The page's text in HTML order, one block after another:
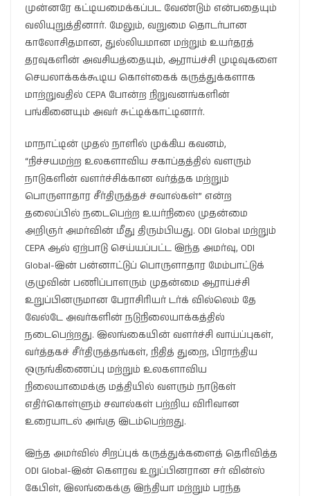
முன்னரே கட்டியமைக்கப்பட வேண்டும் என்பதையும்
வலியுறுத்தினார். மேலும், வறுமை தொடர்பான
காலோசிதமான, துல்லியமான மற்றும் உயர்தரத்
தரவுகளின் அவசியத்தையும், ஆராய்ச்சி முடிவுகளை
செயலாக்கக்கூடிய கொள்கைக் கருத்துக்களாக
மாற்றுவதில் CEPA போன்ற நிறுவனங்களின்
பங்கினையும் அவர் சுட்டிக்காட்டினார்.
மாநாட்டின் முதல் நாளில் முக்கிய கவனம்,
“நிச்சயமற்ற உலகளாவிய சகாப்தத்தில் வளரும்
நாடுகளின் வளர்ச்சிக்கான வர்த்தக மற்றும்
பொருளாதார சீர்திருத்தச் சவால்கள்” என்ற
தலைப்பில் நடைபெற்ற உயர்நிலை முதன்மை
அறிஞர் அமர்வின் மீது திரும்பியது. ODI Global மற்றும்
CEPA ஆல் ஏற்பாடு செய்யப்பட்ட இந்த அமர்வு, ODI
Global-இன் பன்னாட்டுப் பொருளாதார மேம்பாட்டுக்
குழுவின் பணிப்பாளரும் முதன்மை ஆராய்ச்சி
உறுப்பினருமான பேராசிரியர் டர்க் வில்லெம் தே
வேல்டே அவர்களின் நடுநிலையாக்கத்தில்
நடைபெற்றது. இலங்கையின் வளர்ச்சி வாய்ப்புகள்,
வர்த்தகச் சீர்திருத்தங்கள், நிதித் துறை, பிராந்திய
ஒருங்கிணைப்பு மற்றும் உலகளாவிய
நிலையாமைக்கு மத்தியில் வளரும் நாடுகள்
எதிர்கொள்ளும் சவால்கள் பற்றிய விரிவான
உரையாடல் அங்கு இடம்பெற்றது.
இந்த அமர்வில் சிறப்புக் கருத்துக்களைத் தெரிவித்த
ODI Global-இன் கெளரவ உறுப்பினரான சர் வின்ஸ்
கேபிள், இலங்கைக்கு இந்தியா மற்றும் பரந்த